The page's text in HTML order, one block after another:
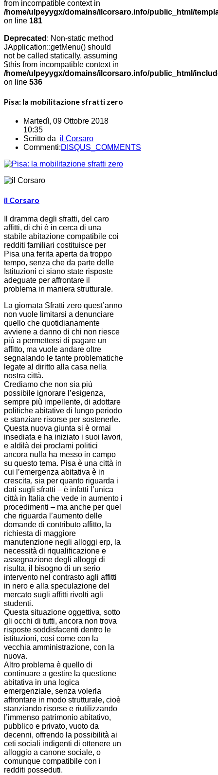
from incompatible context in
/home/ulpeyygx/domains/ilcorsaro.info/public_html/
on line 181
Deprecated : Non-static method
JApplication::getMenu() should
not be called statically, assuming
$this from incompatible context in
/home/ulpeyygx/domains/ilcorsaro.info/public_html/
on line 536
Pisa: la mobilitazione sfratti zero
Martedì, 09 Ottobre 2018
10:35
Scritto da il Corsaro
Commenti:DISQUS_COMMENTS
il Corsaro
Il dramma degli sfratti, del caro
affitti, di chi è in cerca di una
stabile abitazione compatibile coi
redditi familiari costituisce per
Pisa una ferita aperta da troppo
tempo, senza che da parte delle
Istituzioni ci siano state risposte
adeguate per affrontare il
problema in maniera strutturale.
La giornata Sfratti zero quest’anno
non vuole limitarsi a denunciare
quello che quotidianamente
avviene a danno di chi non riesce
più a permettersi di pagare un
affitto, ma vuole andare oltre
segnalando le tante problematiche
legate al diritto alla casa nella
nostra città.
Crediamo che non sia più
possibile ignorare l’esigenza,
sempre più impellente, di adottare
politiche abitative di lungo periodo
e stanziare risorse per sostenerle.
Questa nuova giunta si è ormai
insediata e ha iniziato i suoi lavori,
e aldilà dei proclami politici
ancora nulla ha messo in campo
su questo tema. Pisa è una città in
cui l’emergenza abitativa è in
crescita, sia per quanto riguarda i
dati sugli sfratti – è infatti l’unica
città in Italia che vede in aumento i
procedimenti – ma anche per quel
che riguarda l’aumento delle
domande di contributo affitto, la
richiesta di maggiore
manutenzione negli alloggi erp, la
necessità di riqualificazione e
assegnazione degli alloggi di
risulta, il bisogno di un serio
intervento nel contrasto agli affitti
in nero e alla speculazione del
mercato sugli affitti rivolti agli
studenti.
Questa situazione oggettiva, sotto
gli occhi di tutti, ancora non trova
risposte soddisfacenti dentro le
istituzioni, così come con la
vecchia amministrazione, con la
nuova.
Altro problema è quello di
continuare a gestire la questione
abitativa in una logica
emergenziale, senza volerla
affrontare in modo strutturale, cioè
stanziando risorse e riutilizzando
l’immenso patrimonio abitativo,
pubblico e privato, vuoto da
decenni, offrendo la possibilità ai
ceti sociali indigenti di ottenere un
alloggio a canone sociale, o
comunque compatibile con i
redditi posseduti.